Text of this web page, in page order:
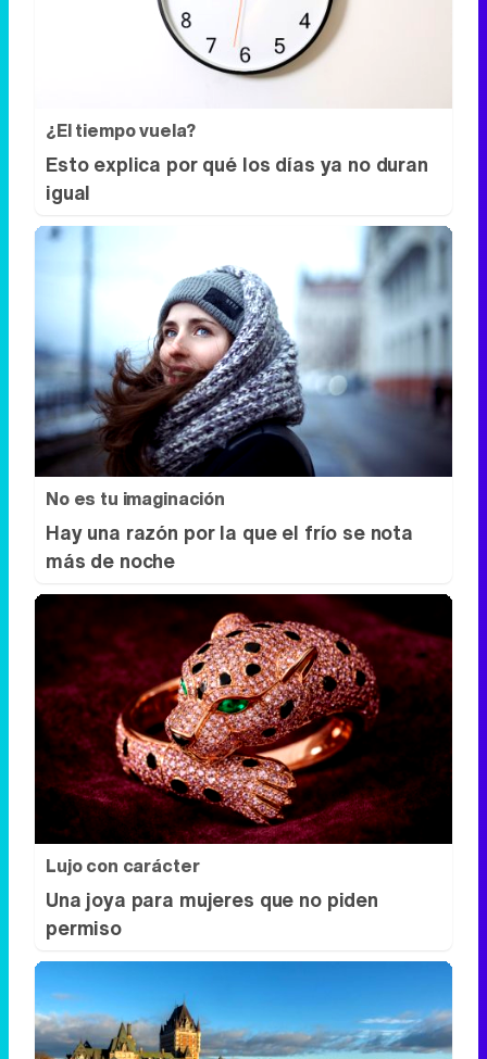
Esto explica por qué los días ya no duran
No es tu imaginación
Hay una razón por la que el frío se nota
más de noche
Lujo con carácter
Una joya para mujeres que no piden
permiso